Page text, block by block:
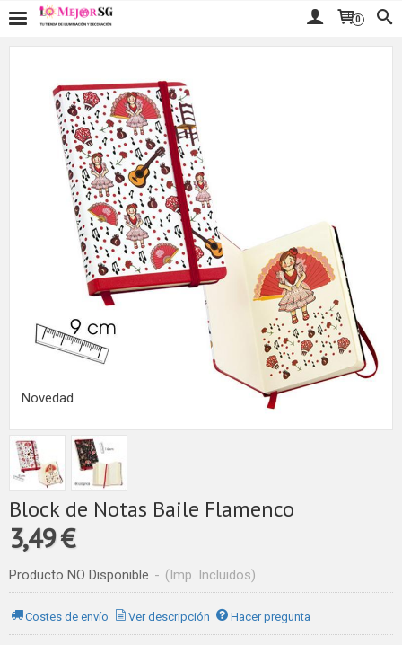
0
Novedad
Block de Notas Baile Flamenco
3,49 €
Producto NO Disponible - (Imp. Incluidos)
Costes de envío Ver descripción Hacer pregunta